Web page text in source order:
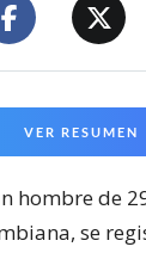
VER RESUMEN
hombre de
se